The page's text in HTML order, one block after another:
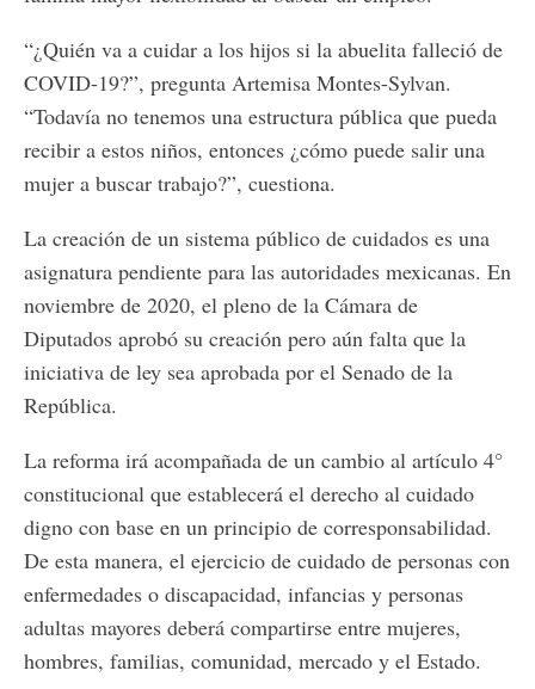
“¿Quién va a cuidar a los hijos si la abuelita falleció de
COVID-19?”, pregunta Artemisa Montes-Sylvan.
“Todavía no tenemos una estructura pública que pueda
recibir a estos niños, entonces ¿cómo puede salir una
mujer a buscar trabajo?”, cuestiona.
La creación de un sistema público de cuidados es una
asignatura pendiente para las autoridades mexicanas. En
noviembre de 2020, el pleno de la Cámara de
Diputados aprobó su creación pero aún falta que la
iniciativa de ley sea aprobada por el Senado de la
República.
La reforma irá acompañada de un cambio al artículo 4°
constitucional que establecerá el derecho al cuidado
digno con base en un principio de corresponsabilidad.
De esta manera, el ejercicio de cuidado de personas con
enfermedades o discapacidad, infancias y personas
adultas mayores deberá compartirse entre mujeres,
hombres, familias, comunidad, mercado y el Estado.